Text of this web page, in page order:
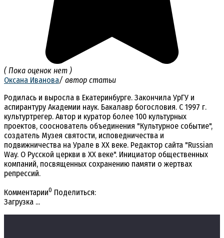
( Пока оценок нет )
Оксана Иванова/ автор статьи
Родилась и выросла в Екатеринбурге. Закончила УрГУ и
аспирантуру Академии наук. Бакалавр богословия. С 1997 г.
культуртрегер. Автор и куратор более 100 культурных
проектов, сооснователь объединения "Культурное событие",
создатель Музея святости, исповедничества и
подвижничества на Урале в ХХ веке. Редактор сайта "Russian
Way. О Русской церкви в ХХ веке". Инициатор общественных
компаний, посвященных сохранению памяти о жертвах
репрессий.
Комментарии0 Поделиться:
Загрузка ...